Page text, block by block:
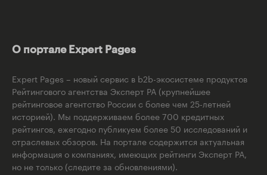
О портале Expert Pages
Expert Pages – новый сервис в b2b-экосистеме продуктов
Рейтингового агентства Эксперт РА (крупнейшее
рейтинговое агентство России с более чем 25-летней
историей). Мы поддерживаем более 700 кредитных
рейтингов, ежегодно публикуем более 50 исследований и
отраслевых обзоров. На портале содержится актуальная
информация о компаниях, имеющих рейтинги Эксперт РА,
но не только (следите за обновлениями).